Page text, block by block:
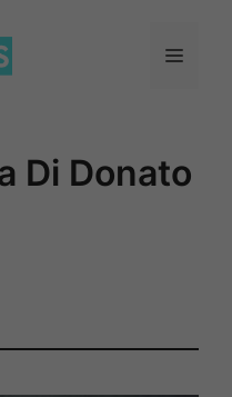
Menu
Di Donato